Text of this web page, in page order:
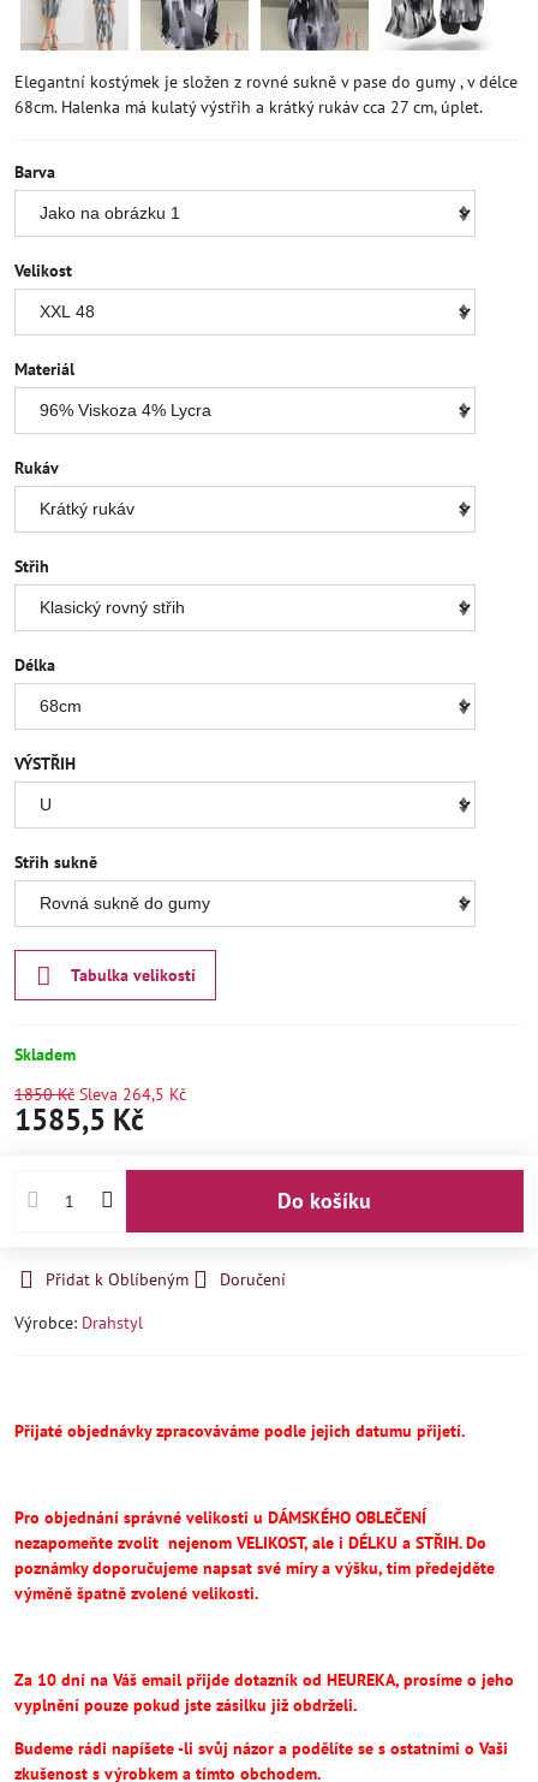
Elegantní kostýmek je složen z rovné sukně v pase do gumy , v délce
68cm. Halenka má kulatý výstřih a krátký rukáv cca 27 cm, úplet.
Barva
Velikost
Materiál
Rukáv
Střih
Délka
VÝSTŘIH
Střih sukně
Tabulka velikostí
Skladem
1850 Kč Sleva 264,5 Kč
1585,5 Kč
Do košíku
Přidat k Oblíbeným
Doručení
Výrobce: Drahstyl
Přijaté objednávky zpracováváme podle jejich datumu přijetí.
Pro objednání správné velikosti u DÁMSKÉHO OBLEČENÍ
nezapomeňte zvolit nejenom VELIKOST, ale i DÉLKU a STŘIH.Do
poznámky doporučujeme napsat své míry a výšku, tím předejděte
výměně špatně zvolené velikosti.
Za 10 dní na Váš email přijde dotazník od HEUREKA, prosíme o jeho
vyplnění pouze pokud jste zásilku již obdrželi.
Budeme rádi napíšete -li svůj názor a podělíte se s ostatními o Vaši
zkušenost s výrobkem a tímto obchodem.